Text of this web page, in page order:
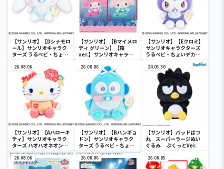
【サンリオ】【Dシナモロ
ール】サンリオキャラク
ターズ うるベビ・ちょい
【サンリオ】【Bマイメロ
ディ グリーン】【箱
ver.】サンリオキャラク
SOFVIMATES～マイメロ
ディ マーメイドver. ～
【サンリオ】【Eクロミ】
サンリオキャラクターズ
うるベビ・ちょいデカド
26.08.06
【サンリオ】【Aハローキ
ティ】サンリオキャラク
ターズ ハオハオネオンタ
ウンドールBIGタイプ1
26.08.06
【サンリオ】【Bハンギョ
ドン】サンリオキャラク
ターズ うるベビ・ちょい
デカドール
24.05.30
【サンリオ】バッドばつ
丸 スーパーラージぬい
ぐるみ ぷくっとVer.
26.08.06 26.08.06 26.08.05